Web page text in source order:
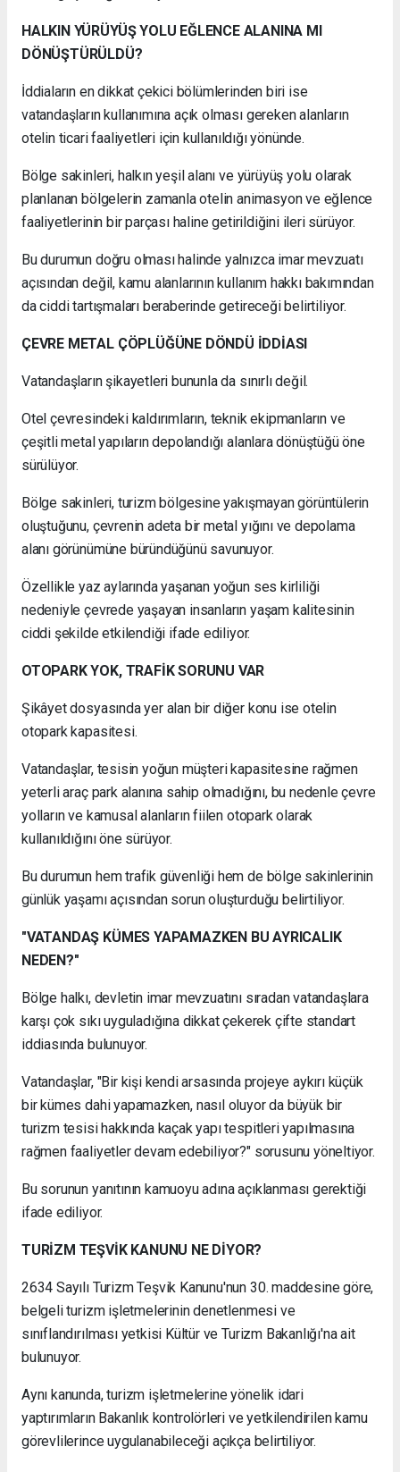
HALKIN YÜRÜYÜŞ YOLU EĞLENCE ALANINA MI
DÖNÜŞTÜRÜLDÜ?
İddiaların en dikkat çekici bölümlerinden biri ise
vatandaşların kullanımına açık olması gereken alanların
otelin ticari faaliyetleri için kullanıldığı yönünde.
Bölge sakinleri, halkın yeşil alanı ve yürüyüş yolu olarak
planlanan bölgelerin zamanla otelin animasyon ve eğlence
faaliyetlerinin bir parçası haline getirildiğini ileri sürüyor.
Bu durumun doğru olması halinde yalnızca imar mevzuatı
açısından değil, kamu alanlarının kullanım hakkı bakımından
da ciddi tartışmaları beraberinde getireceği belirtiliyor.
ÇEVRE METAL ÇÖPLÜĞÜNE DÖNDÜ İDDİASI
Vatandaşların şikayetleri bununla da sınırlı değil.
Otel çevresindeki kaldırımların, teknik ekipmanların ve
çeşitli metal yapıların depolandığı alanlara dönüştüğü öne
sürülüyor.
Bölge sakinleri, turizm bölgesine yakışmayan görüntülerin
oluştuğunu, çevrenin adeta bir metal yığını ve depolama
alanı görünümüne büründüğünü savunuyor.
Özellikle yaz aylarında yaşanan yoğun ses kirliliği
nedeniyle çevrede yaşayan insanların yaşam kalitesinin
ciddi şekilde etkilendiği ifade ediliyor.
OTOPARK YOK, TRAFİK SORUNU VAR
Şikâyet dosyasında yer alan bir diğer konu ise otelin
otopark kapasitesi.
Vatandaşlar, tesisin yoğun müşteri kapasitesine rağmen
yeterli araç park alanına sahip olmadığını, bu nedenle çevre
yolların ve kamusal alanların fiilen otopark olarak
kullanıldığını öne sürüyor.
Bu durumun hem trafik güvenliği hem de bölge sakinlerinin
günlük yaşamı açısından sorun oluşturduğu belirtiliyor.
"VATANDAŞ KÜMES YAPAMAZKEN BU AYRICALIK
NEDEN?"
Bölge halkı, devletin imar mevzuatını sıradan vatandaşlara
karşı çok sıkı uyguladığına dikkat çekerek çifte standart
iddiasında bulunuyor.
Vatandaşlar, "Bir kişi kendi arsasında projeye aykırı küçük
bir kümes dahi yapamazken, nasıl oluyor da büyük bir
turizm tesisi hakkında kaçak yapı tespitleri yapılmasına
rağmen faaliyetler devam edebiliyor?" sorusunu yöneltiyor.
Bu sorunun yanıtının kamuoyu adına açıklanması gerektiği
ifade ediliyor.
TURİZM TEŞVİK KANUNU NE DİYOR?
2634 Sayılı Turizm Teşvik Kanunu'nun 30. maddesine göre,
belgeli turizm işletmelerinin denetlenmesi ve
sınıflandırılması yetkisi Kültür ve Turizm Bakanlığı'na ait
bulunuyor.
Aynı kanunda, turizm işletmelerine yönelik idari
yaptırımların Bakanlık kontrolörleri ve yetkilendirilen kamu
görevlilerince uygulanabileceği açıkça belirtiliyor.